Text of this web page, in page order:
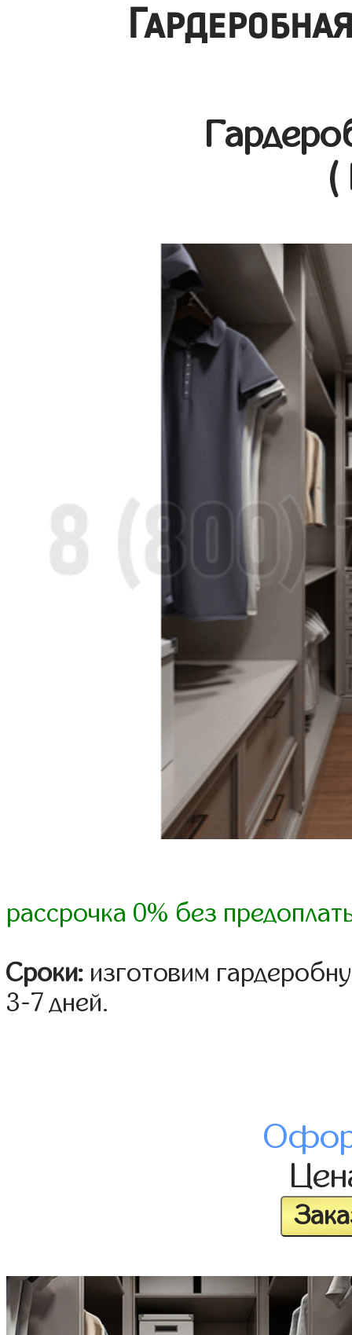
(
рассрочка 0% без
Сроки: изготовим
3-7 дней.